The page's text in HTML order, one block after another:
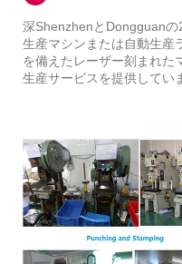
深ShenzhenとDongguan
生産マシンまたは自動生産
を備えたレーザー刻まれた
生産サービスを提供してい